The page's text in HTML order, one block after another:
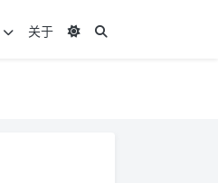
关于